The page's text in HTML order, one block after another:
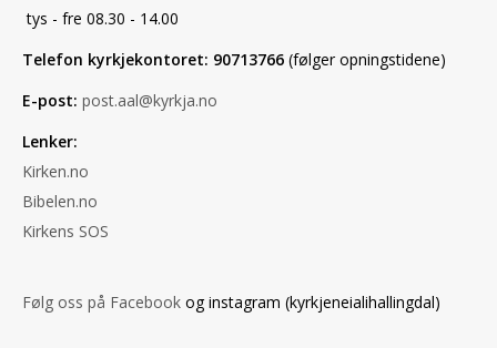
tys - fre 08.30 - 14.00
Telefon kyrkjekontoret: 90713766 (følger opningstidene)
E-post: post.aal@kyrkja.no
Lenker:
Kirken.no
Bibelen.no
Kirkens SOS
Følg oss på Facebook og instagram (kyrkjeneialihallingdal)